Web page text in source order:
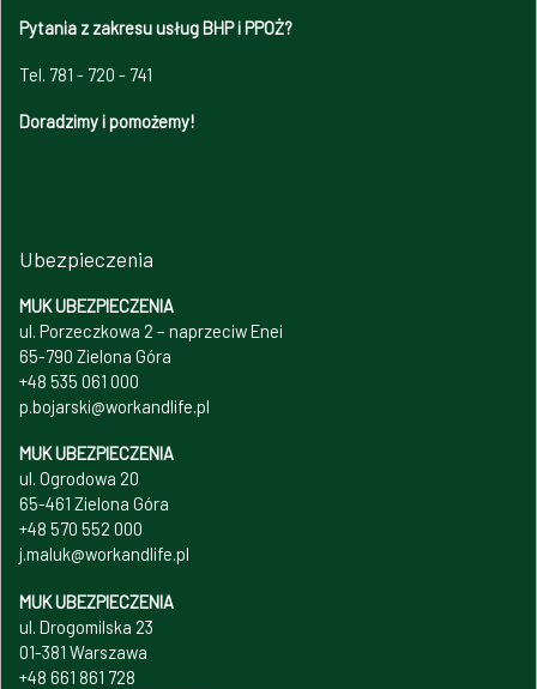
Pytania z zakresu usług BHP i PPOŻ?
Tel. 781 - 720 - 741
Doradzimy i pomożemy!
Ubezpieczenia
MUK UBEZPIECZENIA
ul. Porzeczkowa 2 – naprzeciw Enei
65-790 Zielona Góra
+48 535 061 000
p.bojarski@workandlife.pl
MUK UBEZPIECZENIA
ul. Ogrodowa 20
65-461 Zielona Góra
+48 570 552 000
j.maluk@workandlife.pl
MUK UBEZPIECZENIA
ul. Drogomilska 23
01-381 Warszawa
+48 661 861 728